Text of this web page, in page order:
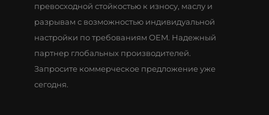
превосходной стойкостью к износу, маслу и
разрывам с возможностью индивидуальной
настройки по требованиям OEM. Надежный
партнер глобальных производителей.
Запросите коммерческое предложение уже
сегодня.